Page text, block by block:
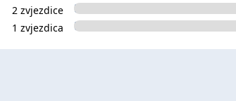
2 zvjezdice
1 zvjezdica